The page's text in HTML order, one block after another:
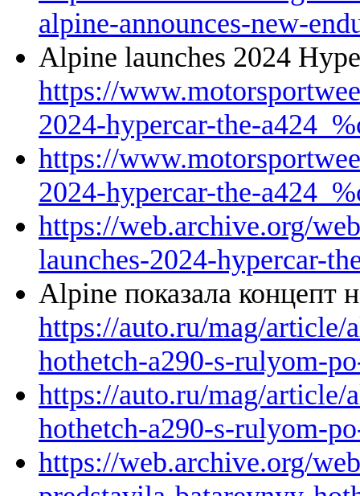
alpine-announces-new-
Alpine launches 2024
https://
2024-hypercar-the-
https://
2024-hypercar-the-
https://web.archive.org/
launches-2024-hypercar-
Alpine показала концепт
https://auto.ru/mag/article/
hothetch-a290-s-rulyom-
https://auto.ru/mag/article/
hothetch-a290-s-rulyom-
https://web.archive.org/